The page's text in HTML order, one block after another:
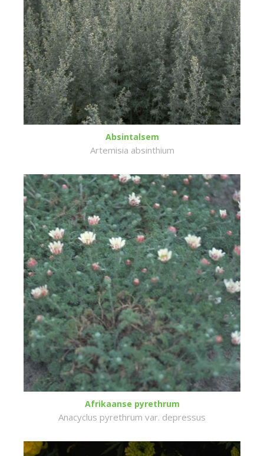
Absintalsem
Artemisia absinthium
Afrikaanse pyrethrum
Anacyclus pyrethrum var. depressus